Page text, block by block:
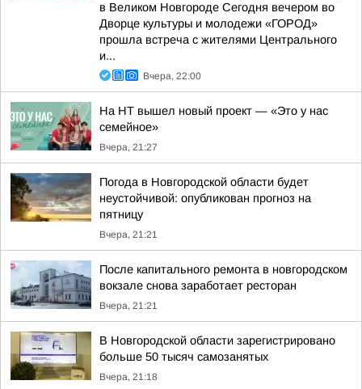
в Великом Новгороде Сегодня вечером во
Дворце культуры и молодежи «ГОРОД»
прошла встреча с жителями Центрального
и...
Вчера, 22:00
На НТ вышел новый проект — «Это у нас
семейное»
Вчера, 21:27
Погода в Новгородской области будет
неустойчивой: опубликован прогноз на
пятницу
Вчера, 21:21
После капитального ремонта в новгородском
вокзале снова заработает ресторан
Вчера, 21:21
В Новгородской области зарегистрировано
больше 50 тысяч самозанятых
Вчера, 21:18